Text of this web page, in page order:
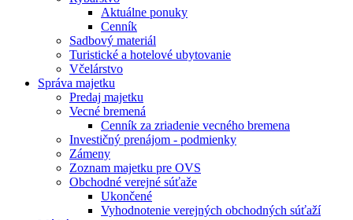
Aktuálne ponuky
Cenník
Sadbový materiál
Turistické a hotelové ubytovanie
Včelárstvo
Správa majetku
Predaj majetku
Vecné bremená
Cenník za zriadenie vecného bremena
Investičný prenájom - podmienky
Zámeny
Zoznam majetku pre OVS
Obchodné verejné súťaže
Ukončené
Vyhodnotenie verejných obchodných súťaží